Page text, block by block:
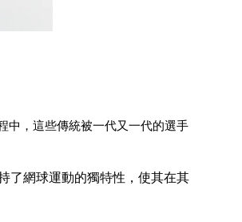
中，這些傳統被一代又一代的選手
了網球運動的獨特性，使其在其